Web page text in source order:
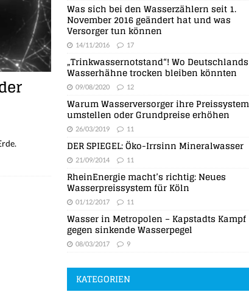
Was sich bei den Wasserzählern seit 1.
November 2016 geändert hat und was
Versorger tun können
14/11/2016 17
„Trinkwassernotstand“! Wo Deutschlands
Wasserhähne trocken bleiben könnten
09/08/2020 12
Warum Wasserversorger ihre
umstellen oder Grundpreise erhöhen
26/03/2019 11
DER SPIEGEL: Öko-Irrsinn Mineralwasser
21/09/2014 11
RheinEnergie macht’s richtig: Neues
Wasserpreissystem für Köln
01/12/2017 11
Wasser in Metropolen – Kapstadts Kampf
gegen sinkende Wasserpegel
08/03/2017 9
KATEGORIEN